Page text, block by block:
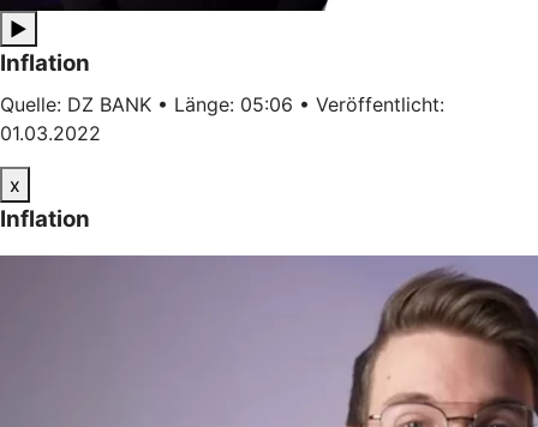
▶
Inflation
Quelle: DZ BANK • Länge: 05:06 • Veröffentlicht:
01.03.2022
x
Inflation